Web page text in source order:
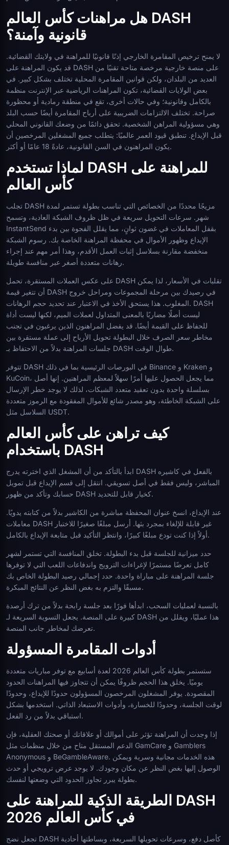
هل مراهنات كأس العالم DASH
قانونية وآمنة؟
لا يمنح ترخيص المقامرة الخارجي إذنًا قانونيًا للمراهنة في ولايتك القضائية.
قد يكون المراهنة على DASH على منصة خارجية مرخصة متاحة تقنيًا من
العديد من البلدان، ولكن قوانين المقامرة المحلية تختلف بشكل كبير. في
بعض الولايات القضائية، تكون المراهنات الرياضية عبر الإنترنت منظمة
بالكامل وقانونية؛ وفي حالات أخرى، تقع في منطقة رمادية أو محظورة
صراحة. تختلف الالتزامات الضريبية على أرباح المقامرة أيضًا حسب البلد
وهي مسؤولية المراهن الشخصية. تحقق دائمًا من وضعك القانوني المحلي
قبل الإيداع. تنطبق قيود العمر عالميًا: يتطلب جميع المشغلين المرخصين أن
يكون المراهنون في السن القانونية، عادةً 18 عامًا أو أكثر.
لماذا تستخدم DASH للمراهنة على
كأس العالم
تجلب DASH مزيجًا محددًا من الخصائص التي تناسب بطولة تستمر لمدة
شهر. سرعات التحويل سريعة في ظل ظروف الشبكة العادية، وتسمح
InstantSend بقفل المعاملات في غضون ثوانٍ، مما يقلل الفجوة بين بدء
الإيداع وظهور الأموال في محفظة المراهنة الخاصة بك. رسوم الشبكة
منخفضة مقارنة بسلاسل إثبات العمل الأقدم، وهذا أمر مهم عند إجراء
رهانات متعددة أصغر عبر منافسة طويلة.
على عكس العملات المستقرة، تحمل DASH تقلبات في الأسعار، لذا يمكن
أن تتغير قيمة DASH في رصيدك بين مرحلة المجموعات ومراحل خروج
المغلوب. هذا يستحق الأخذ في الاعتبار عند تحديد حجم الرهانات. DASH
ليست أصلًا مضاربًا بالمعنى المتداول لعملات الميم، لكنها ليست أداة
للحفاظ على القيمة أيضًا. قد يفضل المراهنون الذين يرغبون في تجنب
مخاطر سعر الصرف خلال البطولة تحويل الأرباح إلى عملة مستقرة بين
جلسات المراهنة بدلاً من الاحتفاظ بـ DASH طوال الوقت.
تتوفر DASH في البورصات الرئيسية بما في ذلك Binance و Kraken و
KuCoin، مما يجعل الحصول عليها أمرًا سهلاً لمعظم المراهنين. إنها أصل
بسلسلة واحدة بدون تعقيد متعدد الشبكات، لذلك لا يوجد خطر الإرسال
على الشبكة الخاطئة، وهو مصدر شائع للأموال المفقودة مع الرموز متعددة
السلاسل مثل USDT.
كيف تراهن على كأس العالم
باستخدام DASH
ابدأ بالتأكد من أن المشغل الذي اخترته يدرج DASH بالفعل في كاشيره
المباشر، وليس فقط في أصل تسويقي. انتقل إلى قسم الإيداع قبل تمويل
حسابك وتأكد من ظهور DASH كخيار قابل للتحديد.
عند الإيداع، انسخ عنوان المحفظة مباشرة من الكاشير بدلاً من كتابته يدويًا.
معاملات DASH غير قابلة للإلغاء بمجرد بثها. أرسل مبلغًا صغيرًا للاختبار
أولاً إذا كنت تودع مبلغًا كبيرًا، وانتظر التأكيد قبل متابعة الإيداع بالكامل.
حدد ميزانية للجلسة قبل بدء البطولة. تخلق المنافسة التي تستمر لشهر
كامل تعرضًا مستمرًا لإغراءات الترويج واندفاعات اللعب التي لا توفرها
جلسة المراهنة على مباراة واحدة. حدد إجمالي رصيد البطولة الخاص بك
مسبقًا والتزم به بغض النظر عن النتائج المبكرة.
بالنسبة لعمليات السحب، ابدأها فورًا بعد جلسة رابحة بدلاً من ترك أرصدة
كبيرة على المنصة. يجعل التسوية السريعة لـ DASH هذا عمليًا، ويقلل من
تعرضك لمخاطر جانب المنصة.
أدوات المقامرة المسؤولة
ستستمر بطولة كأس العالم 2026 لعدة أسابيع مع توفر مباريات متعددة
يوميًا. يخلق هذا الحجم ظروفًا يمكن أن تتجاوز فيها المراهنات الحدود
المقصودة. يوفر المشغلون المرخصون المسؤولون حدودًا للإيداع، وحدودًا
لوقت الجلسة، وحدودًا للخسارة، وأدوات الاستبعاد الذاتي. استخدمها بشكل
استباقي بدلاً من رد الفعل.
إذا وجدت أن المراهنة تؤثر على أموالك أو علاقاتك أو صحتك العقلية، فإن
الدعم المستقل متاح من خلال منظمات مثل GamCare و Gamblers
Anonymous و BeGambleAware. هذه الخدمات مجانية وسرية ويمكن
الوصول إليها بغض النظر عن مكان وجودك. لا يوجد عرض ترويجي أو حدث
بطولة يبرر تجاوز الحدود التي وضعتها لنفسك.
الطريقة الذكية للمراهنة على DASH
في كأس العالم 2026
تجعل نضج DASH كأصل دفع، وسرعات تحويلها السريعة، وبساطتها أحادية